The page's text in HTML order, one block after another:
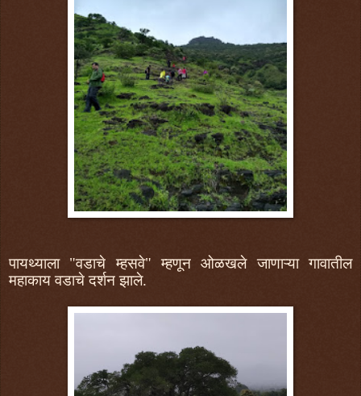
पायथ्याला "वडाचे म्हसवे" म्हणून ओळखले जाणाऱ्या गावातील
महाकाय वडाचे दर्शन झाले.